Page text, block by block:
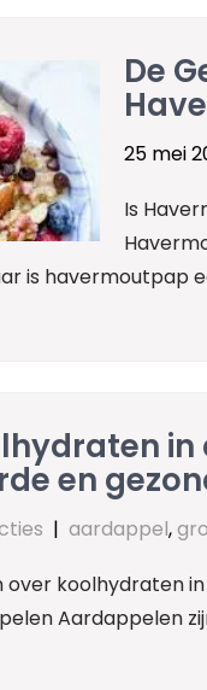
De
25 mei
Is
is havermoutpap
en
| aardappel,
koolhydraten
Aardappelen